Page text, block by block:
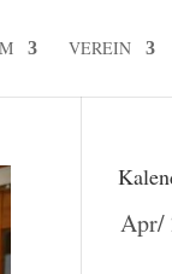
VEREIN